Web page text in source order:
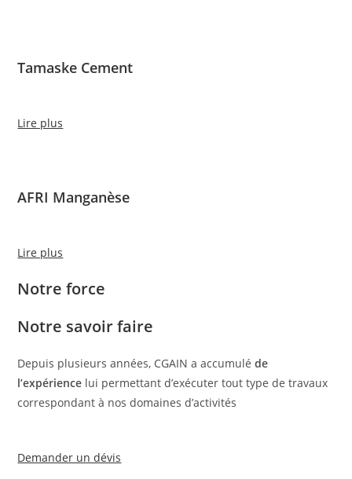
Tamaske Cement
Lire plus
AFRI Manganèse
Lire plus
Notre force
Notre savoir faire
Depuis plusieurs années, CGAIN a accumuléde
l’expérience lui permettant d’exécuter tout type de travaux
correspondant à nos domaines d’activités
Demander un dévis